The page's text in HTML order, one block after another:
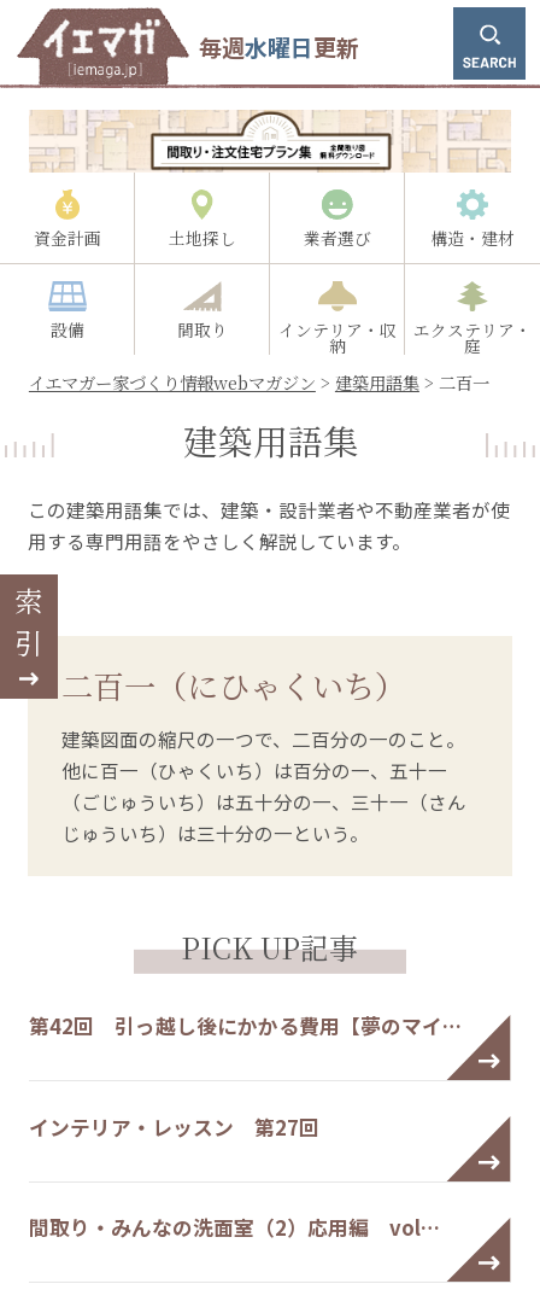
毎週水曜日更新
資金計画 土地探し 業者選び 構造・建材
設備 間取り インテリア・収
納
エクステリア・
庭
イエマガー家づくり情報webマガジン > 建築用語集> 二百一
索引
建築用語集
この建築用語集では、建築・設計業者や不動産業者が使
用する専門用語をやさしく解説しています。
二百一（にひゃくいち）
建築図面の縮尺の一つで、二百分の一のこと。
他に百一（ひゃくいち）は百分の一、五十一
（ごじゅういち）は五十分の一、三十一（さん
じゅういち）は三十分の一という。
PICK UP記事
第42回 引っ越し後にかかる費用【夢のマイ…
インテリア・レッスン 第27回
間取り・みんなの洗面室（2）応用編 vol…